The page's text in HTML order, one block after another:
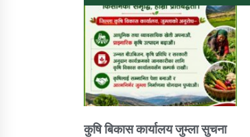
कुषि बिकास कार्यालय जुम्ला सुचना